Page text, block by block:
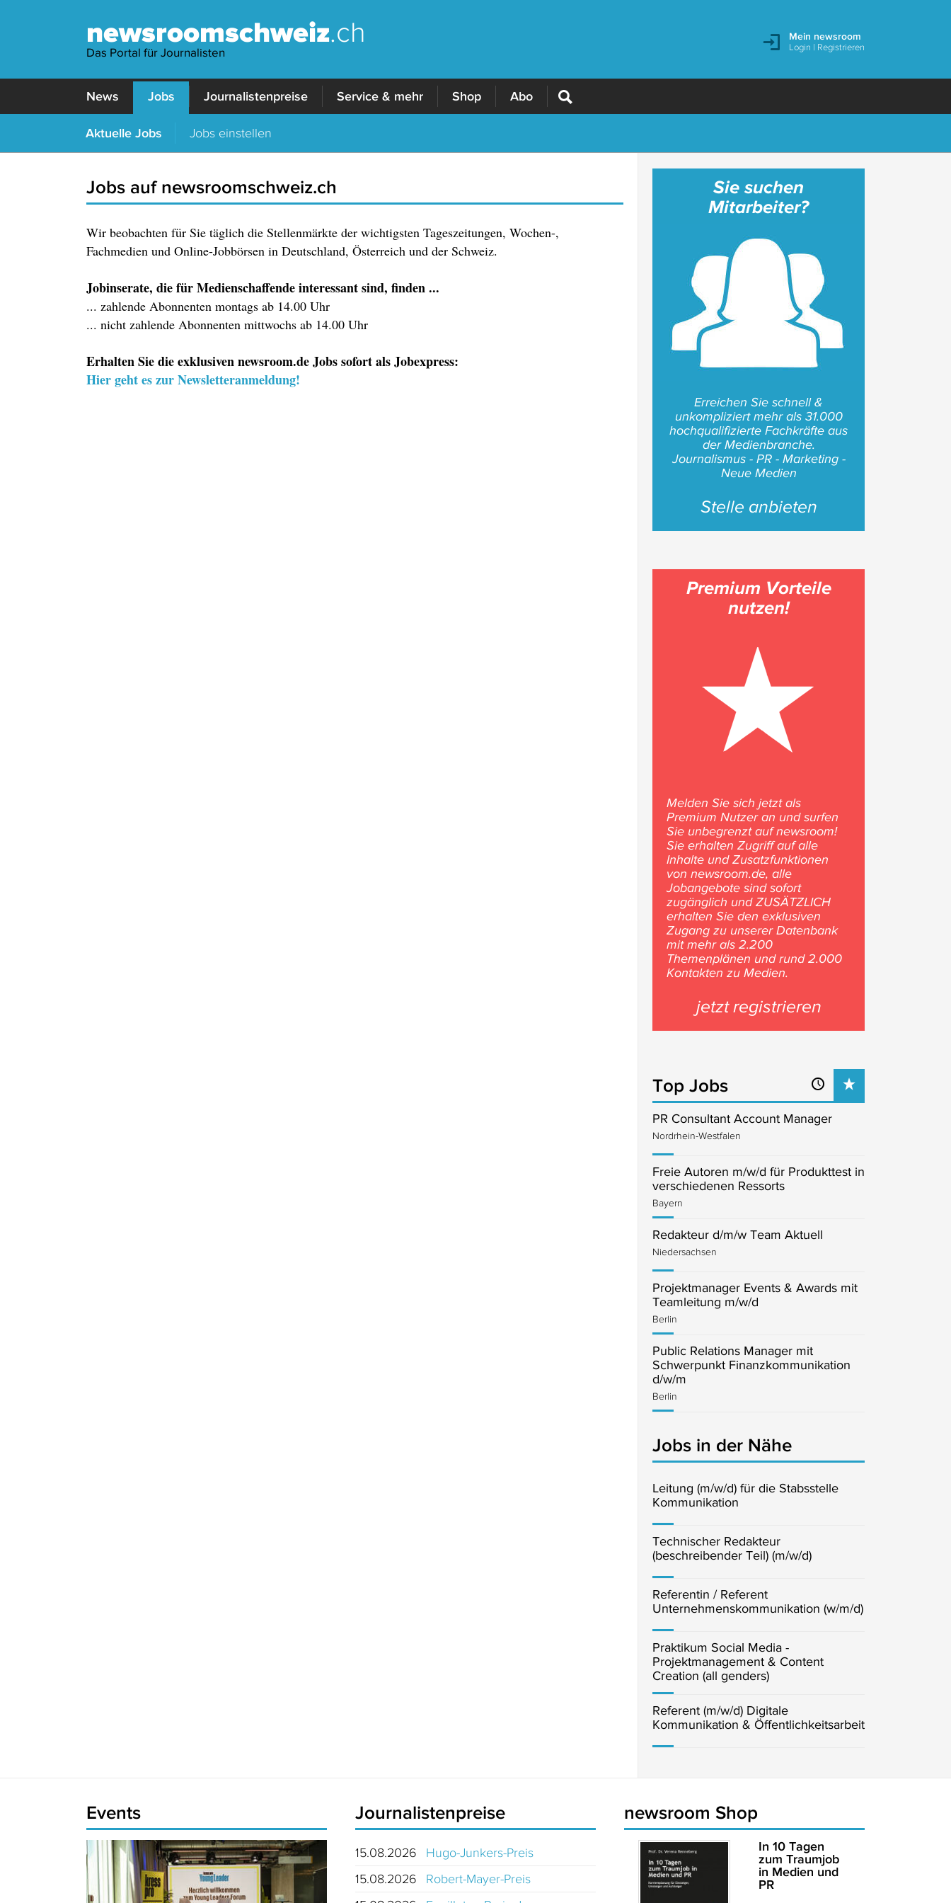
newsroomschweiz.ch
Das Portal für Journalisten
Mein newsroom
Login | Registrieren
News Jobs Journalistenpreise Service & mehr Shop Abo
Aktuelle Jobs Jobs einstellen
Jobs auf newsroomschweiz.ch
Wir beobachten für Sie täglich die Stellenmärkte der wichtigsten Tageszeitungen, Wochen-,
Fachmedien und Online-Jobbörsen in Deutschland, Österreich und der Schweiz.
Jobinserate, die für Medienschaffende interessant sind, finden ...
... zahlende Abonnenten montags ab 14.00 Uhr
... nicht zahlende Abonnenten mittwochs ab 14.00 Uhr
Erhalten Sie die exklusiven newsroom.de Jobs sofort als Jobexpress:
Hier geht es zur Newsletteranmeldung!
Sie suchen
Mitarbeiter?
Erreichen Sie schnell &
unkompliziert mehr als 31.000
hochqualifizierte Fachkräfte aus
der Medienbranche.
Journalismus - PR - Marketing -
Neue Medien
Stelle anbieten
Premium Vorteile
nutzen!
Melden Sie sich jetzt als
Premium Nutzer an und surfen
Sie unbegrenzt auf newsroom!
Sie erhalten Zugriff auf alle
Inhalte und Zusatzfunktionen
von newsroom.de, alle
Jobangebote sind sofort
zugänglich und ZUSÄTZLICH
erhalten Sie den exklusiven
Zugang zu unserer Datenbank
mit mehr als 2.200
Themenplänen und rund 2.000
Kontakten zu Medien.
jetzt registrieren
Top Jobs
PR Consultant Account Manager
Nordrhein-Westfalen
Freie Autoren m/w/d für Produkttest in
verschiedenen Ressorts
Bayern
Redakteur d/m/w Team Aktuell
Niedersachsen
Projektmanager Events & Awards mit
Teamleitung m/w/d
Berlin
Public Relations Manager mit
Schwerpunkt Finanzkommunikation
d/w/m
Berlin
Jobs in der Nähe
Leitung (m/w/d) für die Stabsstelle
Kommunikation
Technischer Redakteur
(beschreibender Teil) (m/w/d)
Referentin / Referent
Unternehmenskommunikation (w/m/d)
Praktikum Social Media -
Projektmanagement & Content
Creation (all genders)
Referent (m/w/d) Digitale
Kommunikation & Öffentlichkeitsarbeit
Events Journalistenpreise
15.08.2026
Hugo-Junkers-Preis
15.08.2026
Robert-Mayer-Preis
newsroom Shop
In 10 Tagen
zum Traumjob
in Medien und
PR